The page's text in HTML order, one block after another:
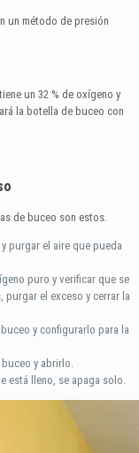
un método de presión
un 32 % de oxígeno y
la botella de buceo con
de buceo son estos.
purgar el aire que pueda
puro y verificar que se
purgar el exceso y cerrar la
y configurarlo para la
y abrirlo.
está lleno, se apaga solo.